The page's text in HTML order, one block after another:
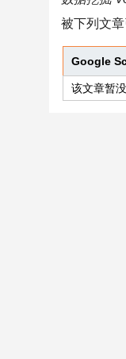
被下列文章
Google
该文章暂